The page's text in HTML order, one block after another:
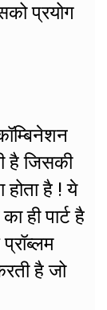
प्रयोग
है जिसकी
है ! ये
ही पार्ट है
है जो